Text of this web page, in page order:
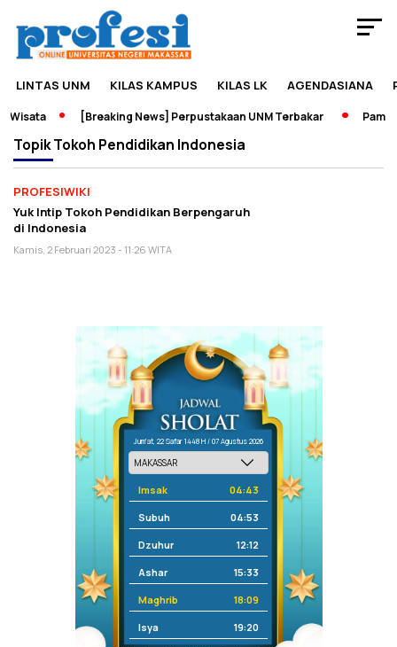
LINTAS UNM KILAS KAMPUS KILAS LK AGENDASIANA
[Breaking News] Perpustakaan UNM Terbakar
TopikTokoh Pendidikan Indonesia
PROFESIWIKI
Yuk Intip Tokoh Pendidikan Berpengaruh
di Indonesia
Kamis, 2 Februari 2023 - 11:26 WITA
Jum'at, 22 Safar 1448 H / 07 Agustus 2026
Imsak 04:43
Subuh 04:53
Dzuhur 12:12
Ashar 15:33
Maghrib 18:09
Isya 19:20